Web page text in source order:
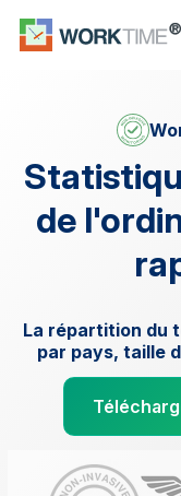
de
La répartition du
par pays, taille